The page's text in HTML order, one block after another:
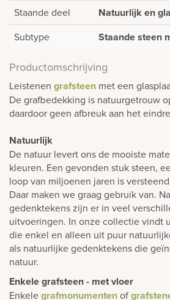
Staande deel Natuurlijk en
Subtype Staande steen
Productomschrijving
Leistenen grafsteen met een
De grafbedekking is natuurgetrouw
daardoor geen afbreuk aan het
Natuurlijk
De natuur levert ons de mooiste
kleuren. Een gevonden stuk steen,
loop van miljoenen jaren is
Daar maken we graag gebruik van.
gedenktekens zijn er in veel
uitvoeringen. In onze collectie vindt
die enkel en alleen uit puur
als natuurlijke gedenktekens die
natuur.
Enkele grafsteen - met vloer
Enkelegrafmonumentenof